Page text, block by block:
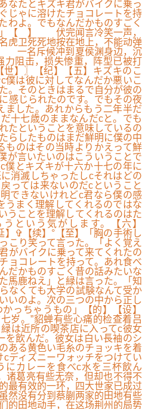
なたとキズキ君がバイクに乗っ
じゃに溶けたチョコレートを持
わよ。でもなんだかものすごく
」【 】 伏完闻言冷笑一声，
虎卫死死地按在地上，不能动弹
名斥候冲到夏侯渊身边，沉
力阻击，损失惨重，阵型已被打
】〗【纪】【五】キズキのこ
僕は彼に対してなんだか悪いこ
。そのときはまるで自分が彼の
感じられたのです。でもその夜
ました。あれからもう二年半だ
十七歳のままなんだcと。でも
たということを意味しているの
らしたものはまだ鮮明に僕の中
ものはその当時よりかえって鮮
が言いたいのはこういうことで
僕とキズキが十六か十七の年に
消滅しちゃったしcそれはどの
っては来ないのだcということ
できないけれどc君なら僕の感
うまく理解してくれるのではな
うことを理解してくれるのはた
という気がします。【六】
✞【续】°【至】「胸の手術し
こり笑って言った。「よく覚え
がバイクに乗って来てくれたの
ョコレートを持って。あれ食べ
だかものすごく昔の話みたいな
馬鹿ねえ」と緑は言った。「知
なくても大学の試験なんて受か
いのよ。次の三つの中から正し
っちゃうもの」【的】【设】
。”貂蝉有些心痛的检查着吕
は近所の喫茶店に入ってc彼女
を飲んだ。彼女は白い長袖のシ
ある黄色い毛糸のチョッキを着
ディズニーワォッチをつけてい
にカレーを食べc水を三杯飲ん
葛亮有些无奈，但却也不得不
最有效的一环，四大世家已成过
然没有分到蔡蒯两家的田地有些
的田地动手，在这场荆州的局势